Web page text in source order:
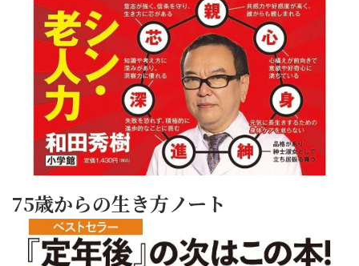
75歳からの生き方ノート